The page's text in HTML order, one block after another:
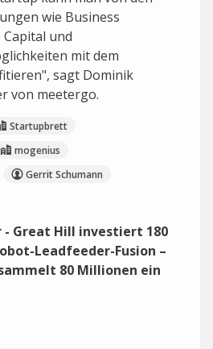
wie Business
und
mit dem
sagt Dominik
von meetergo.
Startupbrett
mogenius
Gerrit Schumann